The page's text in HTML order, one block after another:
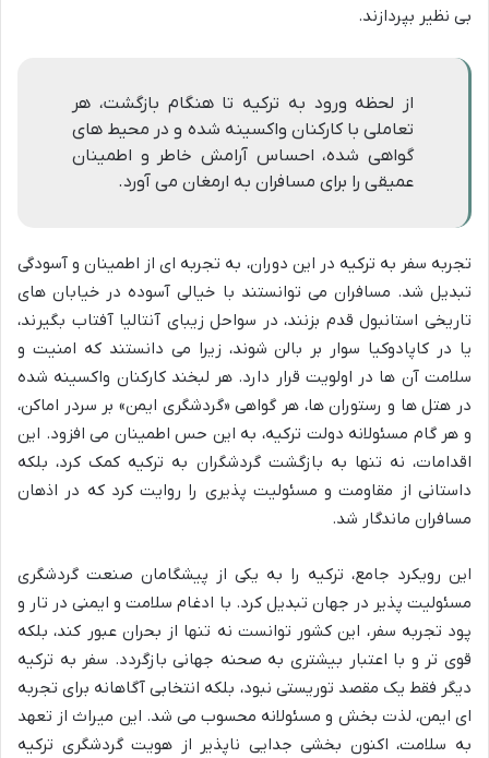
بی نظیر بپردازند.
از لحظه ورود به ترکیه تا هنگام بازگشت، هر
تعاملی با کارکنان واکسینه شده و در محیط های
گواهی شده، احساس آرامش خاطر و اطمینان
عمیقی را برای مسافران به ارمغان می آورد.
تجربه سفر به ترکیه در این دوران، به تجربه ای از اطمینان و آسودگی
تبدیل شد. مسافران می توانستند با خیالی آسوده در خیابان های
تاریخی استانبول قدم بزنند، در سواحل زیبای آنتالیا آفتاب بگیرند،
یا در کاپادوکیا سوار بر بالن شوند، زیرا می دانستند که امنیت و
سلامت آن ها در اولویت قرار دارد. هر لبخند کارکنان واکسینه شده
در هتل ها و رستوران ها، هر گواهی «گردشگری ایمن» بر سردر اماکن،
و هر گام مسئولانه دولت ترکیه، به این حس اطمینان می افزود. این
اقدامات، نه تنها به بازگشت گردشگران به ترکیه کمک کرد، بلکه
داستانی از مقاومت و مسئولیت پذیری را روایت کرد که در اذهان
مسافران ماندگار شد.
این رویکرد جامع، ترکیه را به یکی از پیشگامان صنعت گردشگری
مسئولیت پذیر در جهان تبدیل کرد. با ادغام سلامت و ایمنی در تار و
پود تجربه سفر، این کشور توانست نه تنها از بحران عبور کند، بلکه
قوی تر و با اعتبار بیشتری به صحنه جهانی بازگردد. سفر به ترکیه
دیگر فقط یک مقصد توریستی نبود، بلکه انتخابی آگاهانه برای تجربه
ای ایمن، لذت بخش و مسئولانه محسوب می شد. این میراث از تعهد
به سلامت، اکنون بخشی جدایی ناپذیر از هویت گردشگری ترکیه